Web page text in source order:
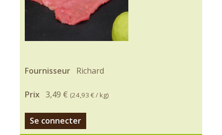
Fournisseur Richard
Prix 3,49 € (24,93 €/ kg)
Se connecter